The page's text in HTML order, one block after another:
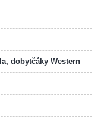
dobytčáky Western